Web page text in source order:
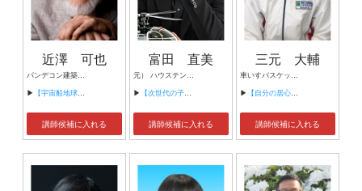
近澤 可也
▶ 【宇宙船地球号は持続可能か】
講師候補に入れる
富田 直美
▶ 【次世代の子どもたちのためのDX デジタル技術に触れながら”考える力”を引き出そう】
講師候補に入れる
三元 大輔
▶ 【自分の居心地の良いポジションからのチャレンジ！】
講師候補に入れる